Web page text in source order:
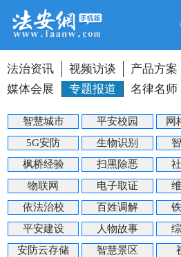
法治资讯 视频访谈 产品方案
媒体会展
专题报道 名律名师
智慧城市 平安校园 网
5G安防
生物识别
枫桥经验
扫黑除恶
物联网
电子取证
依法治校
百姓调解
平安建设
人物故事
安防云存储
智慧景区